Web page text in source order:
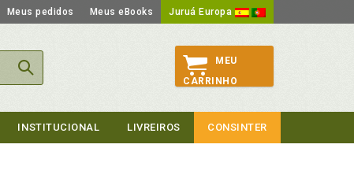
Meus pedidos Meus eBooks Juruá Europa
MEU
CARRINHO
INSTITUCIONAL LIVREIROS CONSINTER